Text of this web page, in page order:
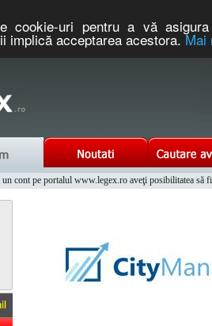
cookie-uri pentru a vă
implică acceptarea acestora.Mai
un cont pe portalul www.legex.ro aveţi posibilitatea să